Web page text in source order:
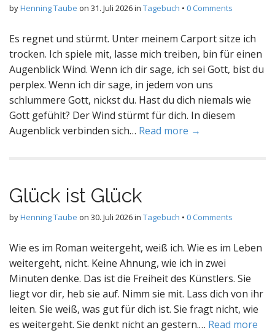
byHenning Taube on 31. Juli 2026in Tagebuch • 0 Comments
Es regnet und stürmt. Unter meinem Carport sitze ich
trocken. Ich spiele mit, lasse mich treiben, bin für einen
Augenblick Wind. Wenn ich dir sage, ich sei Gott, bist du
perplex. Wenn ich dir sage, in jedem von uns
schlummere Gott, nickst du. Hast du dich niemals wie
Gott gefühlt? Der Wind stürmt für dich. In diesem
Augenblick verbinden sich… Read more →
Glück ist Glück
byHenning Taube on 30. Juli 2026in Tagebuch • 0 Comments
Wie es im Roman weitergeht, weiß ich. Wie es im Leben
weitergeht, nicht. Keine Ahnung, wie ich in zwei
Minuten denke. Das ist die Freiheit des Künstlers. Sie
liegt vor dir, heb sie auf. Nimm sie mit. Lass dich von ihr
leiten. Sie weiß, was gut für dich ist. Sie fragt nicht, wie
es weitergeht. Sie denkt nicht an gestern.… Read more